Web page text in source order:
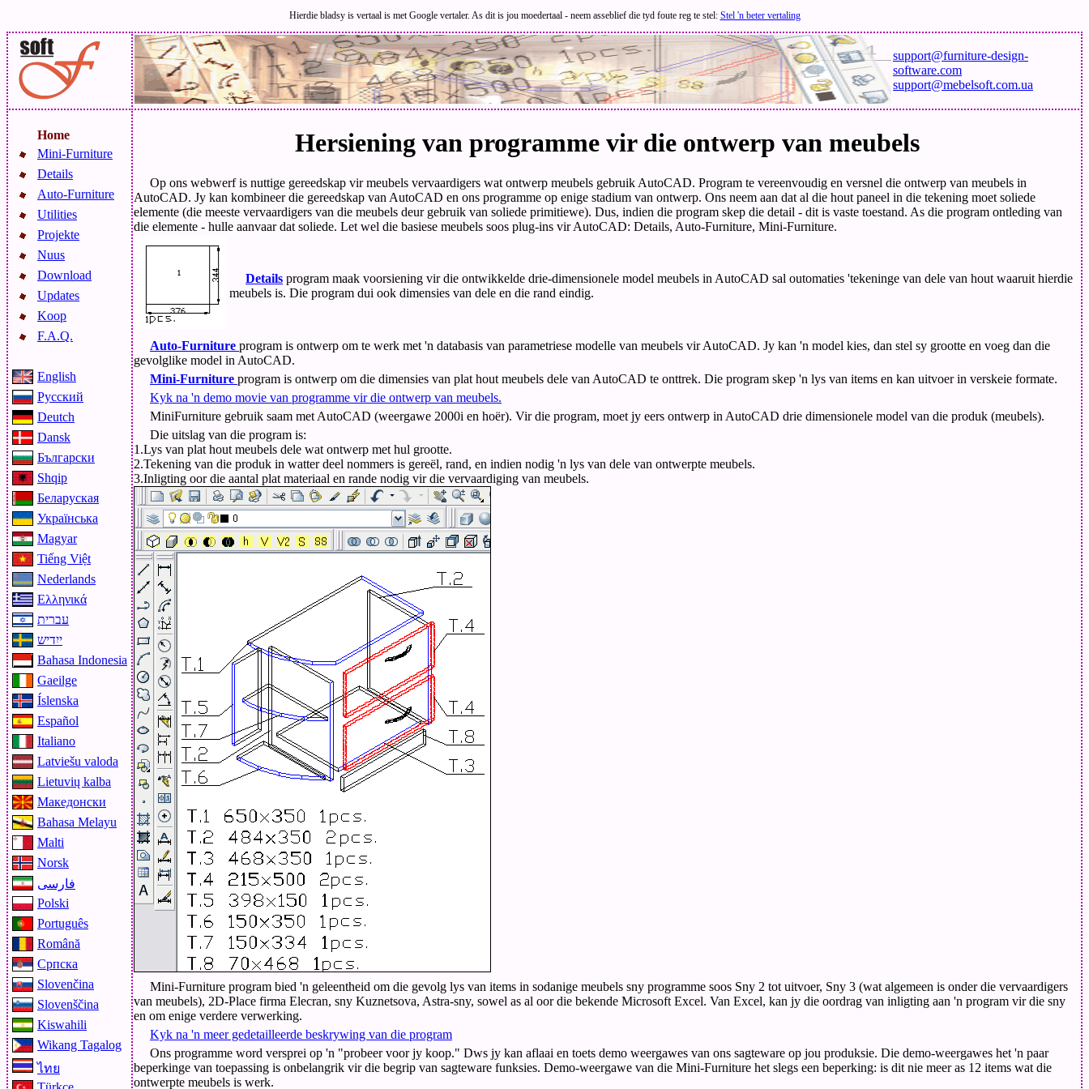
Hierdie bladsy is vertaal is met Google vertaler. As dit is jou moedertaal - neem asseblief die tyd foute reg te stel: Stel 'n beter vertaling
support@furniture-design-
software.com
support@mebelsoft.com.ua
Home
Mini-Furniture
Details
Auto-Furniture
Utilities
Projekte
Nuus
Download
Updates
Koop
F.A.Q.
English
Русский
Deutch
Dansk
Български
Shqip
Беларуская
Українська
Magyar
Tiếng Việt
Nederlands
Ελληνικά
עברית
ייִדיש
Bahasa Indonesia
Gaeilge
Íslenska
Español
Italiano
Latviešu valoda
Lietuvių kalba
Македонски
Bahasa Melayu
Malti
Norsk
فارسی
Polski
Português
Română
Српска
Slovenčina
Slovenščina
Kiswahili
Wikang Tagalog
ไทย
Hersiening van programme vir die ontwerp van meubels
Op ons webwerf is nuttige gereedskap vir meubels vervaardigers wat ontwerp meubels gebruik AutoCAD. Program te vereenvoudig en versnel die ontwerp van meubels in
AutoCAD. Jy kan kombineer die gereedskap van AutoCAD en ons programme op enige stadium van ontwerp. Ons neem aan dat al die hout paneel in die tekening moet soliede
elemente (die meeste vervaardigers van die meubels deur gebruik van soliede primitiewe). Dus, indien die program skep die detail - dit is vaste toestand. As die program ontleding van
die elemente - hulle aanvaar dat soliede. Let wel die basiese meubels soos plug-ins vir AutoCAD: Details, Auto-Furniture, Mini-Furniture.
Details program maak voorsiening vir die ontwikkelde drie-dimensionele model meubels in AutoCAD sal outomaties 'tekeninge van dele van hout waaruit hierdie
meubels is. Die program dui ook dimensies van dele en die rand eindig.
Auto-Furniture program is ontwerp om te werk met 'n databasis van parametriese modelle van meubels vir AutoCAD. Jy kan 'n model kies, dan stel sy grootte en voeg dan die
gevolglike model in AutoCAD.
Mini-Furniture program is ontwerp om die dimensies van plat hout meubels dele van AutoCAD te onttrek. Die program skep 'n lys van items en kan uitvoer in verskeie formate.
Kyk na 'n demo movie van programme vir die ontwerp van meubels.
MiniFurniture gebruik saam met AutoCAD (weergawe 2000i en hoër). Vir die program, moet jy eers ontwerp in AutoCAD drie dimensionele model van die produk (meubels).
Die uitslag van die program is:
1.Lys van plat hout meubels dele wat ontwerp met hul grootte.
2.Tekening van die produk in watter deel nommers is gereël, rand, en indien nodig 'n lys van dele van ontwerpte meubels.
3.Inligting oor die aantal plat materiaal en rande nodig vir die vervaardiging van meubels.
Mini-Furniture program bied 'n geleentheid om die gevolg lys van items in sodanige meubels sny programme soos Sny 2 tot uitvoer, Sny 3 (wat algemeen is onder die vervaardigers
van meubels), 2D-Place firma Elecran, sny Kuznetsova, Astra-sny, sowel as al oor die bekende Microsoft Excel. Van Excel, kan jy die oordrag van inligting aan 'n program vir die sny
en om enige verdere verwerking.
Kyk na 'n meer gedetailleerde beskrywing van die program
Ons programme word versprei op 'n "probeer voor jy koop." Dws jy kan aflaai en toets demo weergawes van ons sagteware op jou produksie. Die demo-weergawes het 'n paar
beperkinge van toepassing is onbelangrik vir die begrip van sagteware funksies. Demo-weergawe van die Mini-Furniture het slegs een beperking: is dit nie meer as 12 items wat die
ontwerpte meubels is werk.